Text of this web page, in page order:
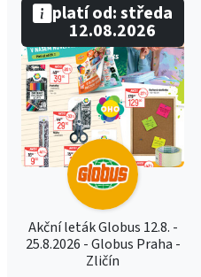
Akční leták Globus 12.8. -
25.8.2026 - Globus Praha -
Zličín
platí od: středa
12.08.2026